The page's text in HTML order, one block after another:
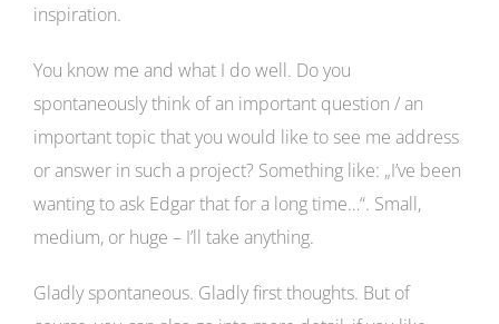
inspiration.
You know me and what I do well. Do you
spontaneously think of an important question / an
important topic that you would like to see me address
or answer in such a project? Something like: „I’ve been
wanting to ask Edgar that for a long time…“. Small,
medium, or huge – I’ll take anything.
Gladly spontaneous. Gladly first thoughts. But of